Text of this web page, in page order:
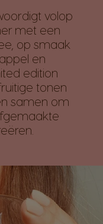
volop
met een
op smaak
en
edition
tonen
samen om